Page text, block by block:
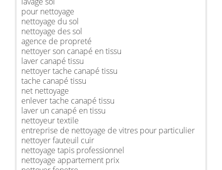
pour nettoyage
nettoyage du sol
nettoyage des sol
agence de propreté
nettoyer son canapé en tissu
laver canapé tissu
nettoyer tache canapé tissu
tache canapé tissu
net nettoyage
enlever tache canapé tissu
laver un canapé en tissu
nettoyeur textile
entreprise de nettoyage de vitres pour particulier
nettoyer fauteuil cuir
nettoyage tapis professionnel
nettoyage appartement prix